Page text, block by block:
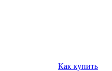
Как купить